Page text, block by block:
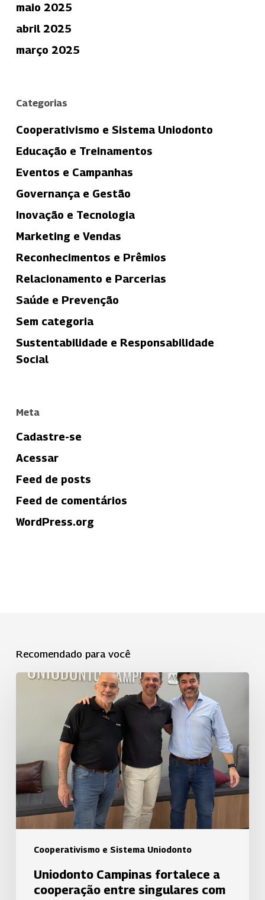
maio 2025
abril 2025
março 2025
Categorias
Cooperativismo e Sistema Uniodonto
Educação e Treinamentos
Eventos e Campanhas
Governança e Gestão
Inovação e Tecnologia
Marketing e Vendas
Reconhecimentos e Prêmios
Relacionamento e Parcerias
Saúde e Prevenção
Sem categoria
Sustentabilidade e Responsabilidade
Social
Meta
Cadastre-se
Acessar
Feed de posts
Feed de comentários
WordPress.org
Recomendado para você
Cooperativismo e Sistema Uniodonto
Uniodonto
cooperação
entre
singulares
com
a
Uniodonto
Araraquara
Uniodonto Campinas fortalece a
cooperação entre singulares com